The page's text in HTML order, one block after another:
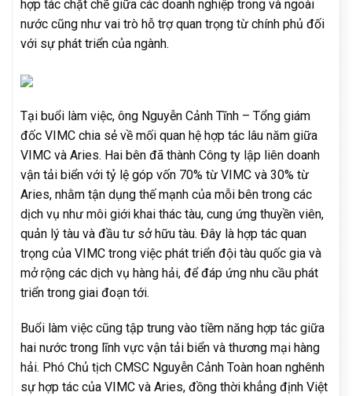
hợp tác chặt chẽ giữa các doanh nghiệp trong và ngoài
nước cũng như vai trò hỗ trợ quan trọng từ chính phủ đối
với sự phát triển của ngành.
Tại buổi làm việc, ông Nguyễn Cảnh Tĩnh – Tổng giám
đốc VIMC chia sẻ về mối quan hệ hợp tác lâu năm giữa
VIMC và Aries. Hai bên đã thành Công ty lập liên doanh
vận tải biển với tỷ lệ góp vốn 70% từ VIMC và 30% từ
Aries, nhằm tận dụng thế mạnh của mỗi bên trong các
dịch vụ như môi giới khai thác tàu, cung ứng thuyền viên,
quản lý tàu và đầu tư sở hữu tàu. Đây là hợp tác quan
trọng của VIMC trong việc phát triển đội tàu quốc gia và
mở rộng các dịch vụ hàng hải, để đáp ứng nhu cầu phát
triển trong giai đoạn tới.
Buổi làm việc cũng tập trung vào tiềm năng hợp tác giữa
hai nước trong lĩnh vực vận tải biển và thương mại hàng
hải. Phó Chủ tịch CMSC Nguyễn Cảnh Toàn hoan nghênh
sự hợp tác của VIMC và Aries, đồng thời khẳng định Việt